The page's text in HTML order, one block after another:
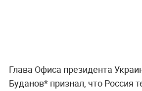
Глава Офиса президента
Буданов* признал, что Россия